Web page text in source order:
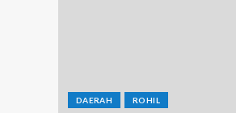
DAERAH ROHIL